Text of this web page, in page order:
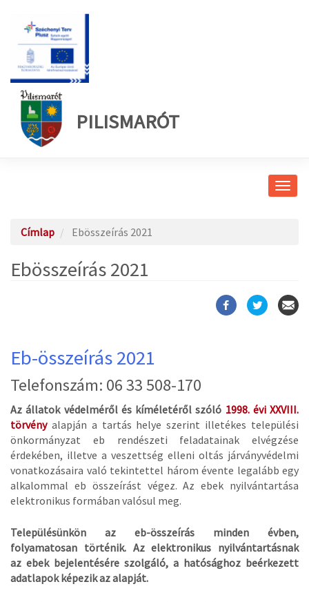
PILISMARÓT
Címlap Ebösszeírás 2021
Ebösszeírás 2021
Eb-összeírás 2021
Telefonszám: 06 33 508-170
Az állatok védelméről és kíméletéről szóló 1998. évi XXVIII.
törvény alapján a tartás helye szerint illetékes települési
önkormányzat eb rendészeti feladatainak elvégzése
érdekében, illetve a veszettség elleni oltás járványvédelmi
vonatkozásaira való tekintettel három évente legalább egy
alkalommal eb összeírást végez. Az ebek nyilvántartása
elektronikus formában valósul meg.
Településünkön az eb-összeírás minden évben,
folyamatosan történik. Az elektronikus nyilvántartásnak
az ebek bejelentésére szolgáló, a hatósághoz beérkezett
adatlapok képezik az alapját.